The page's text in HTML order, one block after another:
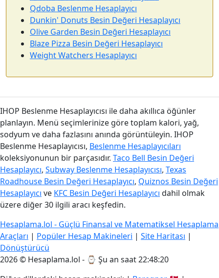
Qdoba Beslenme Hesaplayıcı
Dunkin' Donuts Besin Değeri Hesaplayıcı
Olive Garden Besin Değeri Hesaplayıcı
Blaze Pizza Besin Değeri Hesaplayıcı
Weight Watchers Hesaplayıcı
IHOP Beslenme Hesaplayıcısı ile daha akıllıca öğünler
planlayın. Menü seçimlerinize göre toplam kalori, yağ,
sodyum ve daha fazlasını anında görüntüleyin. IHOP
Beslenme Hesaplayıcısı, Beslenme Hesaplayıcıları
koleksiyonunun bir parçasıdır. Taco Bell Besin Değeri
Hesaplayıcı, Subway Beslenme Hesaplayıcısı, Texas
Roadhouse Besin Değeri Hesaplayıcı, Quiznos Besin Değeri
Hesaplayıcı ve KFC Besin Değeri Hesaplayıcı dahil olmak
üzere diğer 30 ilgili aracı keşfedin.
Hesaplama.lol - Güçlü Finansal ve Matematiksel Hesaplama
Araçları | Popüler Hesap Makineleri | Site Haritası |
Dönüştürücü
2026 © Hesaplama.lol - ⌚ Şu an saat 22:48:21